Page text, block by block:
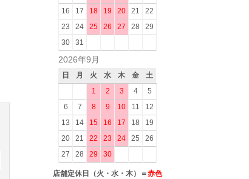
16
17 18 19 20 21
22
23
24 25 26 27 28
29
30
31
2026年9月
日 月 火 水 木 金
土
1
2 3 4
5
6
7 8 9 10 11
12
13
14 15 16 17 18
19
20
21 22 23 24 25
26
27
28 29 30
店舗定休日（火・水・木）＝赤色